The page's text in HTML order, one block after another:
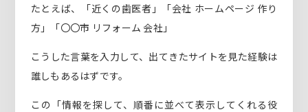
たとえば、「近くの歯医者」「会社 ホームページ 作り
方」「〇〇市 リフォーム 会社」
こうした言葉を入力して、出てきたサイトを見た経験は
誰しもあるはずです。
この「情報を探して、順番に並べて表示してくれる役